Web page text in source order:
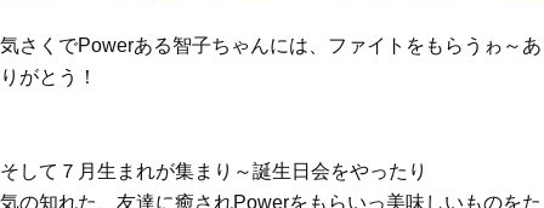
気さくでPowerある智子ちゃんには、ファイトをもらうゎ～あ
りがとう！
そして７月生まれが集まり～誕生日会をやったり
気の知れた、友達に癒されPowerをもらいっ美味しいものをた